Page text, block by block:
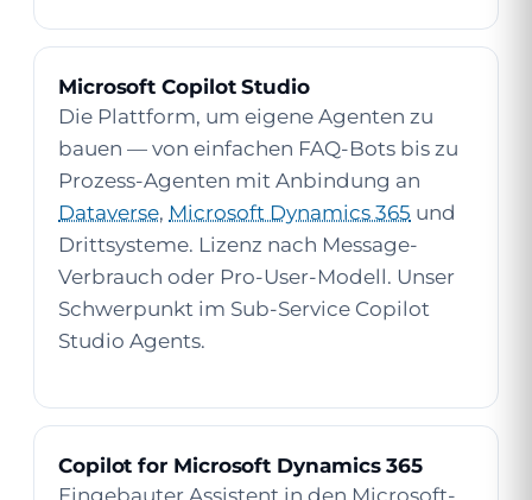
Microsoft Copilot Studio
Die Plattform, um eigene Agenten zu
bauen — von einfachen FAQ-Bots bis zu
Prozess-Agenten mit Anbindung an
Dataverse, Microsoft Dynamics 365 und
Drittsysteme. Lizenz nach Message-
Verbrauch oder Pro-User-Modell. Unser
Schwerpunkt im Sub-Service Copilot
Studio Agents.
Copilot for Microsoft Dynamics 365
Eingebauter Assistent in den Microsoft-